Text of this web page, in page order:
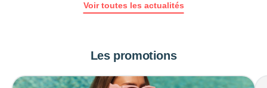
Voir toutes les actualités
Les promotions